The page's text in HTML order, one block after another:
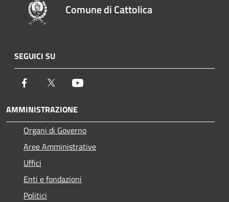
Comune di Cattolica
SEGUICI SU
Facebook Twitter
AMMINISTRAZIONE
Organi di Governo
Aree Amministrative
Uffici
Enti e fondazioni
Politici